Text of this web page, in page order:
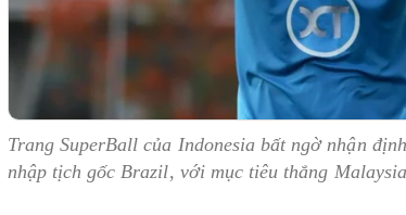
Trang SuperBall của Indonesia bất ngờ nhận
nhập tịch gốc Brazil, với mục tiêu thắng